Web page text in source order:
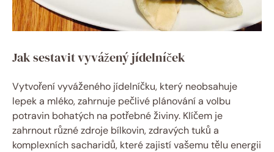
Jak sestavit vyvážený jídelníček
Vytvoření vyváženého jídelníčku, který neobsahuje
lepek a mléko, zahrnuje pečlivé plánování a volbu
potravin bohatých na potřebné živiny. Klíčem je
zahrnout různé zdroje bílkovin, zdravých tuků a
komplexních sacharidů, které zajistí vašemu tělu energii